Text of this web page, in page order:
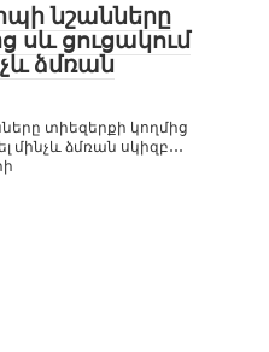
նշանները
սև ցուցակում
ձմռան
տիեզերքի կողմից
մինչև ձմռան սկիզբ․․․